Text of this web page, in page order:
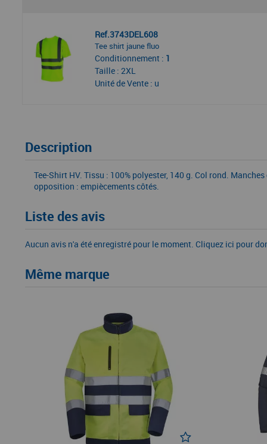
Ref.3743DEL608
Tee shirt jaune fluo
Conditionnement : 1
Taille : 2XL
Unité de Vente : u
Description
Tee-Shirt HV. Tissu : 100% polyester, 140 g. Col rond.
opposition : empiècements côtés.
Liste des avis
Aucun avis n'a été enregistré pour le moment. Cliquez ici pour
Même marque